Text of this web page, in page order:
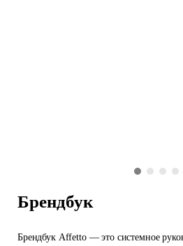
Брендбук
Брендбук Affetto — это системное